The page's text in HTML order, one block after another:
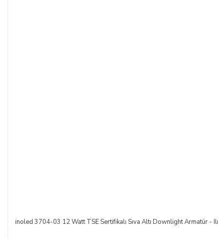
inoled 3704-03 12 Watt TSE Sertifikalı Sıva Altı Downlight Armatür -